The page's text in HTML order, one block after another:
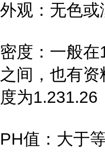
外观：无色
密度：一般
之间，也有
度为1.231.26
PH值：大于